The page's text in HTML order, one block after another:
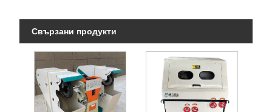
Свързани продукти